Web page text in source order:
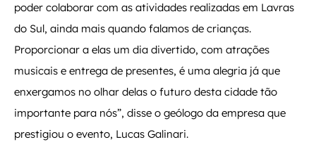
poder colaborar com as atividades realizadas em Lavras
do Sul, ainda mais quando falamos de crianças.
Proporcionar a elas um dia divertido, com atrações
musicais e entrega de presentes, é uma alegria já que
enxergamos no olhar delas o futuro desta cidade tão
importante para nós”, disse o geólogo da empresa que
prestigiou o evento, Lucas Galinari.